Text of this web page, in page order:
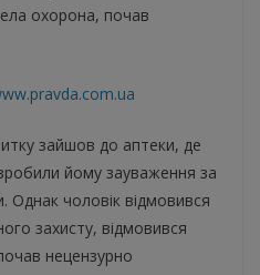
охорона, почав
зайшов до аптеки, де
зробили йому зауваження за
Однак чоловік відмовився
захисту, відмовився
нецензурно